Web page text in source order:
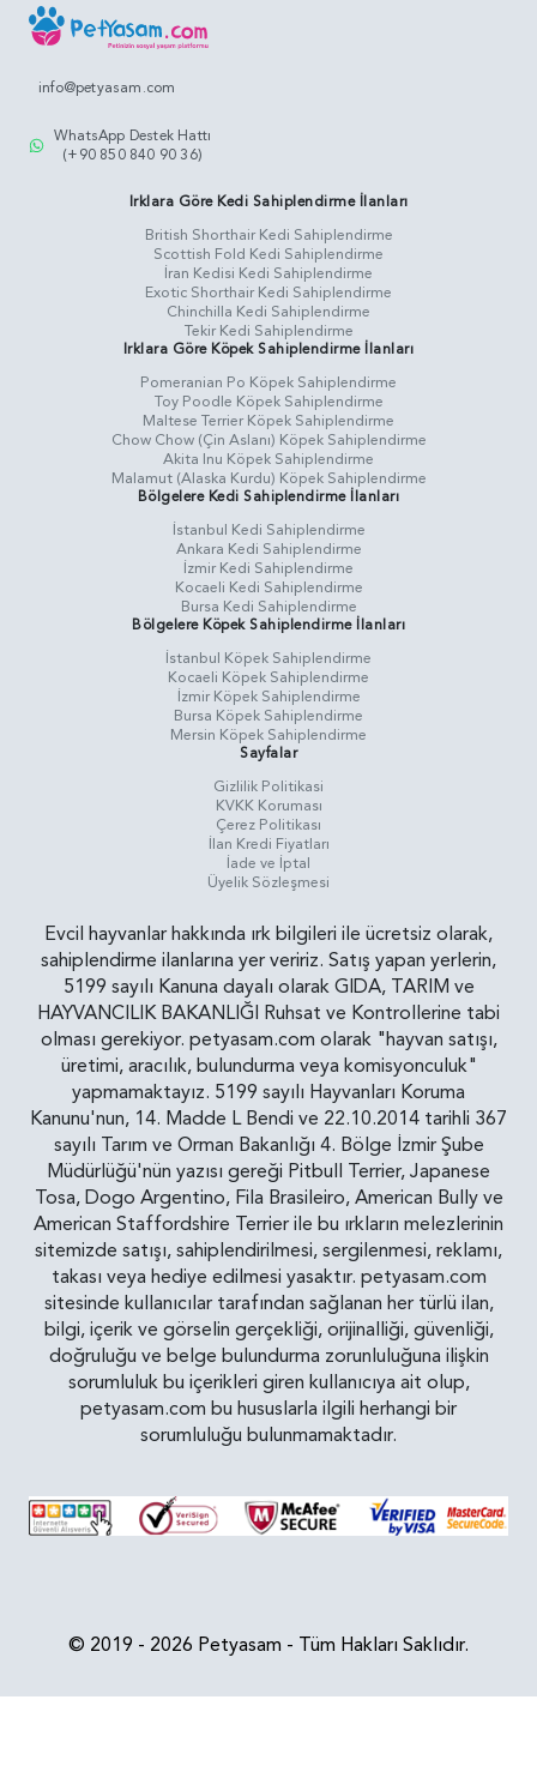
info@petyasam.com
WhatsApp Destek Hattı
(+90 850 840 90 36)
Irklara Göre Kedi Sahiplendirme İlanları
British Shorthair Kedi Sahiplendirme
Scottish Fold Kedi Sahiplendirme
İran Kedisi Kedi Sahiplendirme
Exotic Shorthair Kedi Sahiplendirme
Chinchilla Kedi Sahiplendirme
Tekir Kedi Sahiplendirme
Irklara Göre Köpek Sahiplendirme İlanları
Pomeranian Po Köpek Sahiplendirme
Toy Poodle Köpek Sahiplendirme
Maltese Terrier Köpek Sahiplendirme
Chow Chow (Çin Aslanı) Köpek Sahiplendirme
Akita Inu Köpek Sahiplendirme
Malamut (Alaska Kurdu) Köpek Sahiplendirme
Bölgelere Kedi Sahiplendirme İlanları
İstanbul Kedi Sahiplendirme
Ankara Kedi Sahiplendirme
İzmir Kedi Sahiplendirme
Kocaeli Kedi Sahiplendirme
Bursa Kedi Sahiplendirme
Bölgelere Köpek Sahiplendirme İlanları
İstanbul Köpek Sahiplendirme
Kocaeli Köpek Sahiplendirme
İzmir Köpek Sahiplendirme
Bursa Köpek Sahiplendirme
Mersin Köpek Sahiplendirme
Sayfalar
Gizlilik Politikasi
KVKK Koruması
Çerez Politikası
İlan Kredi Fiyatları
İade ve İptal
Üyelik Sözleşmesi
Evcil hayvanlar hakkında ırk bilgileri ile ücretsiz olarak,
sahiplendirme ilanlarına yer veririz. Satış yapan yerlerin,
5199 sayılı Kanuna dayalı olarak GIDA, TARIM ve
HAYVANCILIK BAKANLIĞI Ruhsat ve Kontrollerine tabi
olması gerekiyor. petyasam.com olarak "hayvan satışı,
üretimi, aracılık, bulundurma veya komisyonculuk"
yapmamaktayız. 5199 sayılı Hayvanları Koruma
Kanunu'nun, 14. Madde L Bendi ve 22.10.2014 tarihli 367
sayılı Tarım ve Orman Bakanlığı 4. Bölge İzmir Şube
Müdürlüğü'nün yazısı gereği Pitbull Terrier, Japanese
Tosa, Dogo Argentino, Fila Brasileiro, American Bully ve
American Staffordshire Terrier ile bu ırkların melezlerinin
sitemizde satışı, sahiplendirilmesi, sergilenmesi, reklamı,
takası veya hediye edilmesi yasaktır. petyasam.com
sitesinde kullanıcılar tarafından sağlanan her türlü ilan,
bilgi, içerik ve görselin gerçekliği, orijinalliği, güvenliği,
doğruluğu ve belge bulundurma zorunluluğuna ilişkin
sorumluluk bu içerikleri giren kullanıcıya ait olup,
petyasam.com bu hususlarla ilgili herhangi bir
sorumluluğu bulunmamaktadır.
© 2019 - 2026 Petyasam - Tüm Hakları Saklıdır.